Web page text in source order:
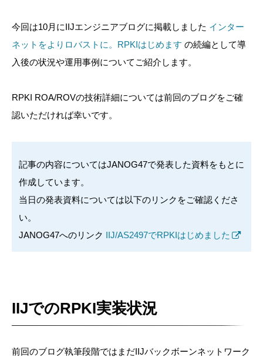
今回は10月にIIJエンジニアブログに掲載しました インター
ネットをよりロバストに。RPKIはじめます の続編として導
入後の状況や運用事例についてご紹介します。
RPKI ROA/ROVの技術詳細については前回のブログをご確
認いただければ幸いです。
記事の内容についてはJANOG47で発表した資料をもとに
作成しています。
当日の発表資料については以下のリンクをご確認くださ
い。
JANOG47へのリンク IIJ/AS2497でRPKIはじめました
IIJでのRPKI実装状況
前回のブログ執筆段階ではまだIIJバックボーンネットワーク